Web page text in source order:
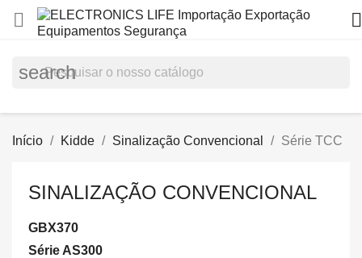
 
search
Início Kidde Sinalização Convencional Série TCC
SINALIZAÇÃO CONVENCIONAL
GBX370
Série AS300